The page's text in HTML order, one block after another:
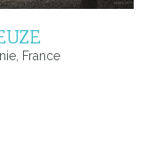
France